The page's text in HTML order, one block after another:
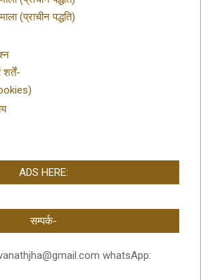
(प्राचीन पद्धति)
शर्तें-
ADS HERE:
सम्पर्क-
whatsApp: